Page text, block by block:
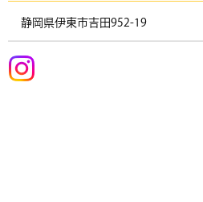
静岡県伊東市吉田952-19 ​